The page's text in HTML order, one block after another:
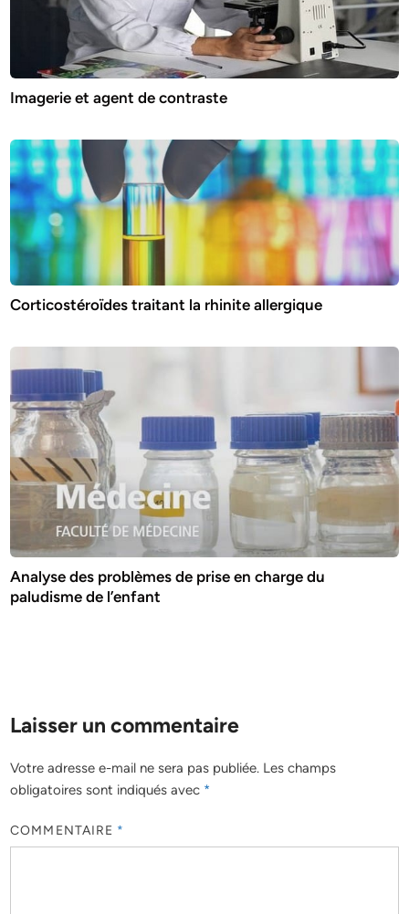
Imagerie et agent de contraste
Corticostéroïdes traitant la rhinite allergique
Analyse des problèmes de prise en charge du
paludisme de l’enfant
Laisser un commentaire
Votre adresse e-mail ne sera pas publiée. Les champs
obligatoires sont indiqués avec *
COMMENTAIRE *